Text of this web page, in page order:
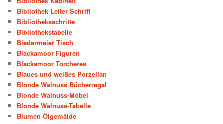
Bibliothek Leiter Schritt
Bibliotheksschritte
Bibliothekstabelle
Biedermeier Tisch
Blackamoor Figuren
Blackamoor Torcheres
Blaues und weißes Porzellan
Blonde Walnuss Bücherregal
Blonde Walnuss-Möbel
Blonde Walnuss-Tabelle
Blumen Ölgemälde